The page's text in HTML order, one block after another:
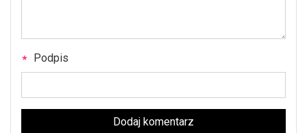
Podpis
Dodaj komentarz